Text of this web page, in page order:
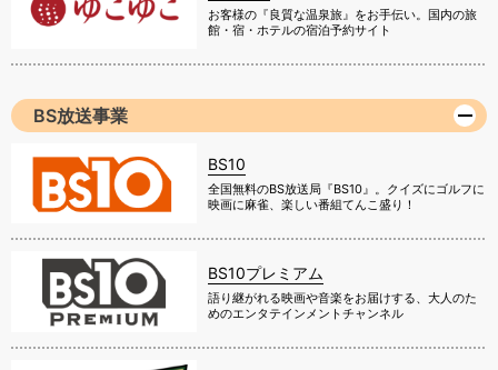
お客様の『良質な温泉旅』をお手伝い。国内の旅
館・宿・ホテルの宿泊予約サイト
BS放送事業
BS10
全国無料のBS放送局『BS10』。クイズにゴルフに
映画に麻雀、楽しい番組てんこ盛り！
BS10プレミアム
語り継がれる映画や音楽をお届けする、大人のた
めのエンタテインメントチャンネル